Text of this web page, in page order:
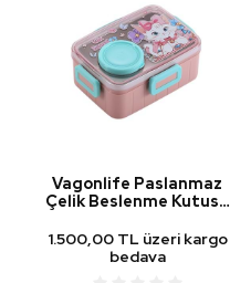
Vagonlife Paslanmaz
Çelik Beslenme Kutusu
1.500,00 TL üzeri kargo
bedava